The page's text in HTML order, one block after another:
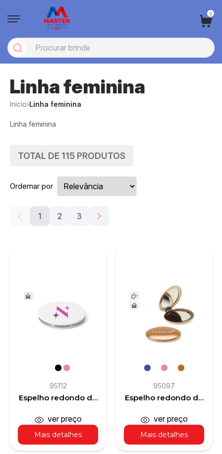
0
Linha feminina
Início›Linha feminina
Linha feminina
TOTAL DE 115 PRODUTOS
Ordernar por
1 2 3
95112
Espelho redondo de
exterior em PU mate
Mais detalhes
ver preço
95097
Espelho redondo de
alumínio e com
fecho magnético
Mais detalhes
ver preço